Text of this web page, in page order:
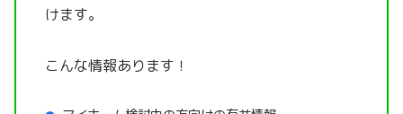
けます。
こんな情報あります！